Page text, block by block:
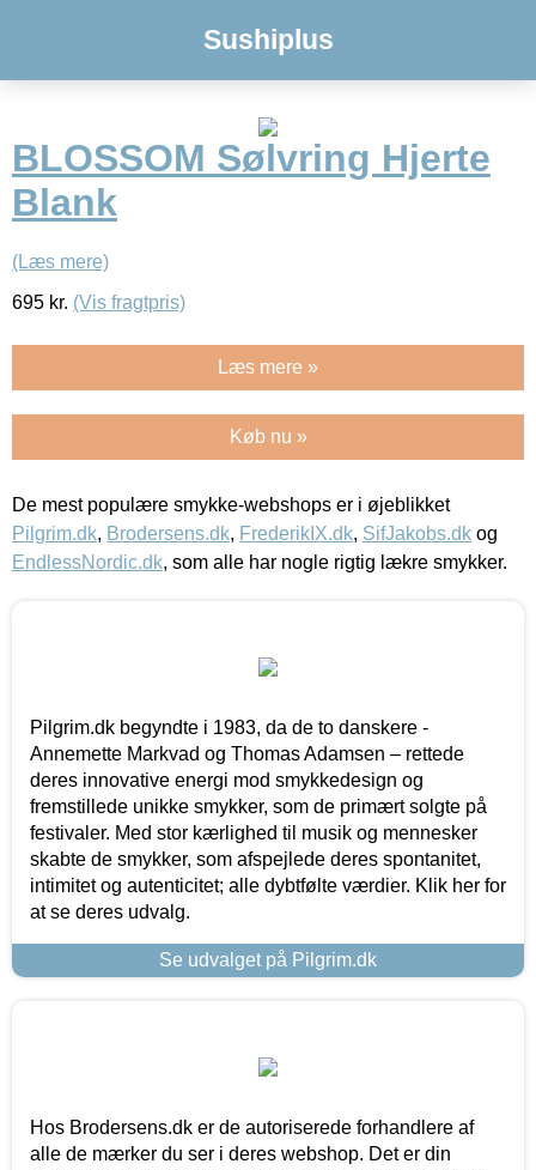
Sushiplus
BLOSSOM Sølvring Hjerte
Blank
(Læs mere)
695 kr. (Vis fragtpris)
Læs mere »
Køb nu »
De mest populære smykke-webshops er i øjeblikket
Pilgrim.dk, Brodersens.dk, FrederikIX.dk, SifJakobs.dk og
EndlessNordic.dk, som alle har nogle rigtig lækre smykker.
Pilgrim.dk begyndte i 1983, da de to danskere -
Annemette Markvad og Thomas Adamsen – rettede
deres innovative energi mod smykkedesign og
fremstillede unikke smykker, som de primært solgte på
festivaler. Med stor kærlighed til musik og mennesker
skabte de smykker, som afspejlede deres spontanitet,
intimitet og autenticitet; alle dybtfølte værdier. Klik her for
at se deres udvalg.
Se udvalget på Pilgrim.dk
Hos Brodersens.dk er de autoriserede forhandlere af
alle de mærker du ser i deres webshop. Det er din